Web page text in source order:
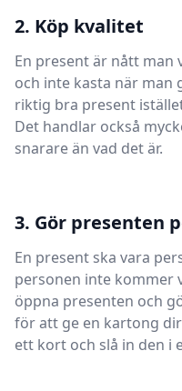
2. Köp kvalitet
En present är nått man
och inte kasta när man
riktig bra present
Det handlar också
snarare än vad det är.
3. Gör presenten
En present ska vara
personen inte kommer
öppna presenten och
för att ge en kartong
ett kort och slå in den i